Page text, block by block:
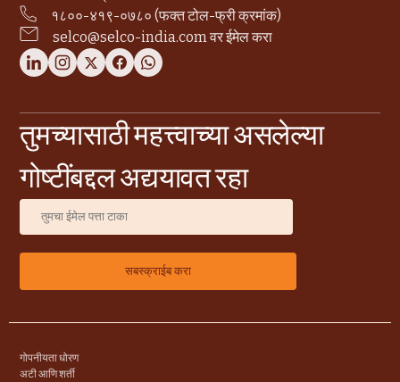
१८००-४१९-०७८० (फक्त टोल-फ्री क्रमांक)
selco@selco-india.com वर ईमेल करा
तुमच्यासाठी महत्त्वाच्या असलेल्या
गोष्टींबद्दल अद्ययावत रहा
गोपनीयता धोरण
अटी आणि शर्ती